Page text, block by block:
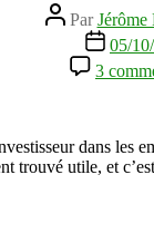
Auteur
de
l’article
Par
Date
de
l’article
05/
3
dans
trouvé utile, et